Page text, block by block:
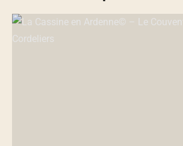
La Cassine en Ardenne© – Le Couvent des